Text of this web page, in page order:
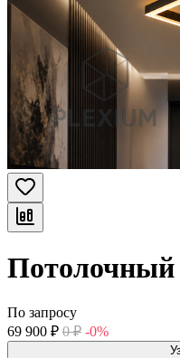
Потолочный
По запросу
69 900 ₽ 0 ₽ -0%